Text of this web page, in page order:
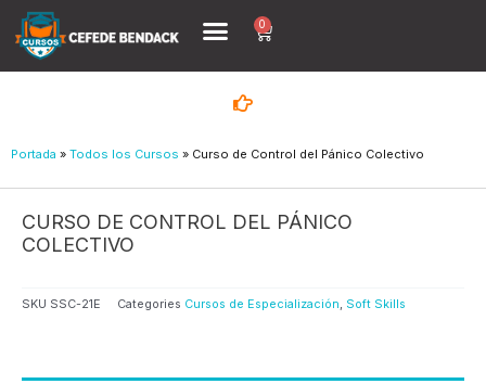
Menu
0
Cart
Portada » Todos los Cursos » Curso de Control del Pánico Colectivo
CURSO DE CONTROL DEL PÁNICO
COLECTIVO
SKU SSC-21E Categories Cursos de Especialización, Soft Skills